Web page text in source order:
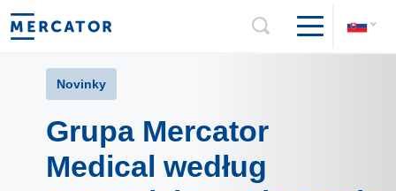
Novinky
Grupa Mercator
Medical według